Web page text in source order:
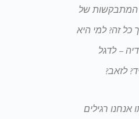
המתבקשות של
כל זה? למי היא
– לדגל
לזאב?
אנחנו רגילים